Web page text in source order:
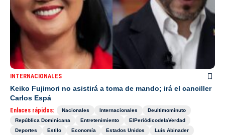
INTERNACIONALES
Keiko Fujimori no asistirá a toma de mando; irá el canciller
Carlos Espá
Enlaces rápidos: Nacionales Internacionales
Deultimominuto
República Dominicana
Entretenimiento
ElPeriódicodelaVerdad
Deportes
Estilo Economía Estados Unidos
Luis Abinader